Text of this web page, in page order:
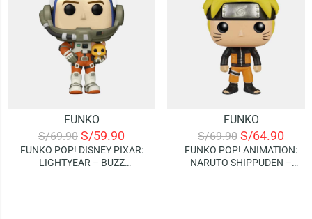
FUNKO
S/69.90 S/59.90
FUNKO POP! DISNEY PIXAR:
LIGHTYEAR – BUZZ
FUNKO
S/69.90 S/64.90
FUNKO POP! ANIMATION:
NARUTO SHIPPUDEN –